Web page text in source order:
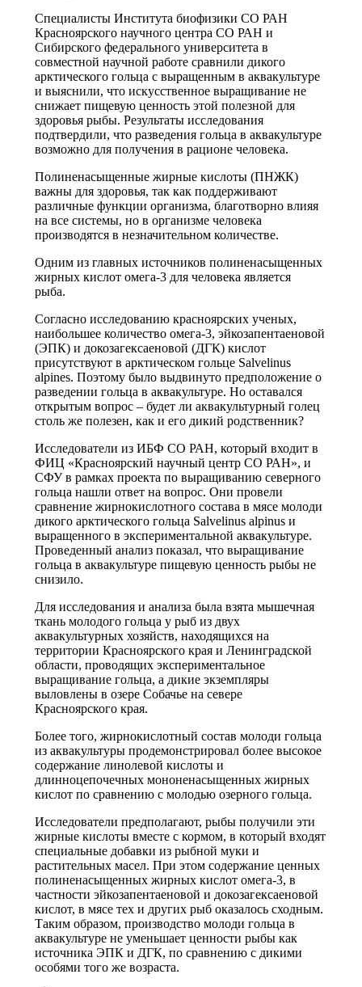
Специалисты Института биофизики СО РАН
Красноярского научного центра СО РАН и
Сибирского федерального университета в
совместной научной работе сравнили дикого
арктического гольца с выращенным в аквакультуре
и выяснили, что искусственное выращивание не
снижает пищевую ценность этой полезной для
здоровья рыбы. Результаты исследования
подтвердили, что разведения гольца в аквакультуре
возможно для получения в рационе человека.
Полиненасыщенные жирные кислоты (ПНЖК)
важны для здоровья, так как поддерживают
различные функции организма, благотворно влияя
на все системы, но в организме человека
производятся в незначительном количестве.
Одним из главных источников полиненасыщенных
жирных кислот омега-3 для человека является
рыба.
Согласно исследованию красноярских ученых,
наибольшее количество омега-3, эйкозапентаеновой
(ЭПК) и докозагексаеновой (ДГК) кислот
присутствуют в арктическом гольце Salvelinus
alpines. Поэтому было выдвинуто предположение о
разведении гольца в аквакультуре. Но оставался
открытым вопрос – будет ли аквакультурный голец
столь же полезен, как и его дикий родственник?
Исследователи из ИБФ СО РАН, который входит в
ФИЦ «Красноярский научный центр СО РАН», и
СФУ в рамках проекта по выращиванию северного
гольца нашли ответ на вопрос. Они провели
сравнение жирнокислотного состава в мясе молоди
дикого арктического гольца Salvelinus alpinus и
выращенного в экспериментальной аквакультуре.
Проведенный анализ показал, что выращивание
гольца в аквакультуре пищевую ценность рыбы не
снизило.
Для исследования и анализа была взята мышечная
ткань молодого гольца у рыб из двух
аквакультурных хозяйств, находящихся на
территории Красноярского края и Ленинградской
области, проводящих экспериментальное
выращивание гольца, а дикие экземпляры
выловлены в озере Собачье на севере
Красноярского края.
Более того, жирнокислотный состав молоди гольца
из аквакультуры продемонстрировал более высокое
содержание линолевой кислоты и
длинноцепочечных мононенасыщенных жирных
кислот по сравнению с молодью озерного гольца.
Исследователи предполагают, рыбы получили эти
жирные кислоты вместе с кормом, в который входят
специальные добавки из рыбной муки и
растительных масел. При этом содержание ценных
полиненасыщенных жирных кислот омега-3, в
частности эйкозапентаеновой и докозагексаеновой
кислот, в мясе тех и других рыб оказалось сходным.
Таким образом, производство молоди гольца в
аквакультуре не уменьшает ценности рыбы как
источника ЭПК и ДГК, по сравнению с дикими
особями того же возраста.